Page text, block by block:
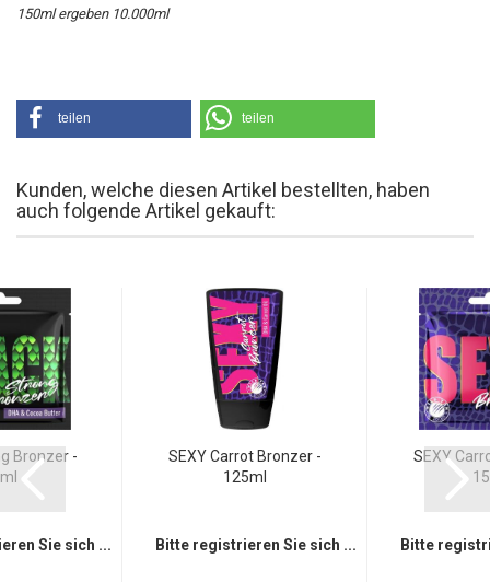
150ml ergeben 10.000ml
teilen teilen
Kunden, welche diesen Artikel bestellten, haben
auch folgende Artikel gekauft:
Bronzer -
Sie sich ...
SEXY Carrot Bronzer -
125ml
Bitte registrieren Sie sich ...
SEXY
Bitte